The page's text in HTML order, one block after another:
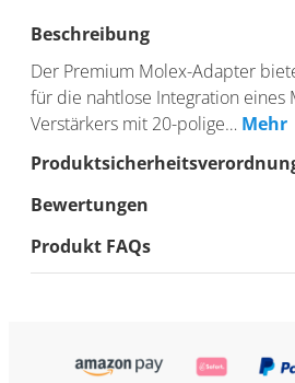
Beschreibung
Der Premium Molex-Adapter
für die nahtlose Integration eines
Verstärkers mit 20-polige… Mehr
Bewertungen
Produkt FAQs